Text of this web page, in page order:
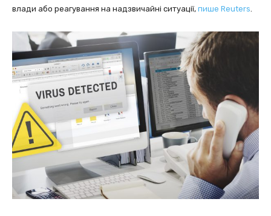
влади або реагування на надзвичайні ситуації, пише Reuters.